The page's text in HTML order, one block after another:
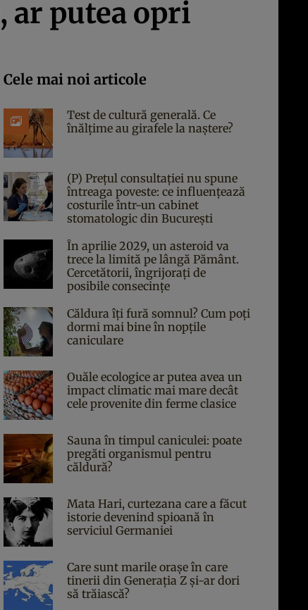
ar putea opri
Cele mai noi articole
Test de cultură generală. Ce
înălțime au girafele la naștere?
(P) Prețul consultației nu spune
întreaga poveste: ce influențează
costurile într-un cabinet
stomatologic din București
În aprilie 2029, un asteroid va
trece la limită pe lângă Pământ.
Cercetătorii, îngrijorați de
posibile consecințe
Căldura îți fură somnul? Cum poți
dormi mai bine în nopțile
caniculare
Ouăle ecologice ar putea avea un
impact climatic mai mare decât
cele provenite din ferme clasice
Sauna în timpul caniculei: poate
pregăti organismul pentru
căldură?
Mata Hari, curtezana care a făcut
istorie devenind spioană în
serviciul Germaniei
Care sunt marile orașe în care
tinerii din Generația Z și-ar dori
să trăiască?